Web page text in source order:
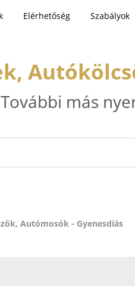
Elérhetőség Szabályok
További más
Autómosók - Gyenesdiás